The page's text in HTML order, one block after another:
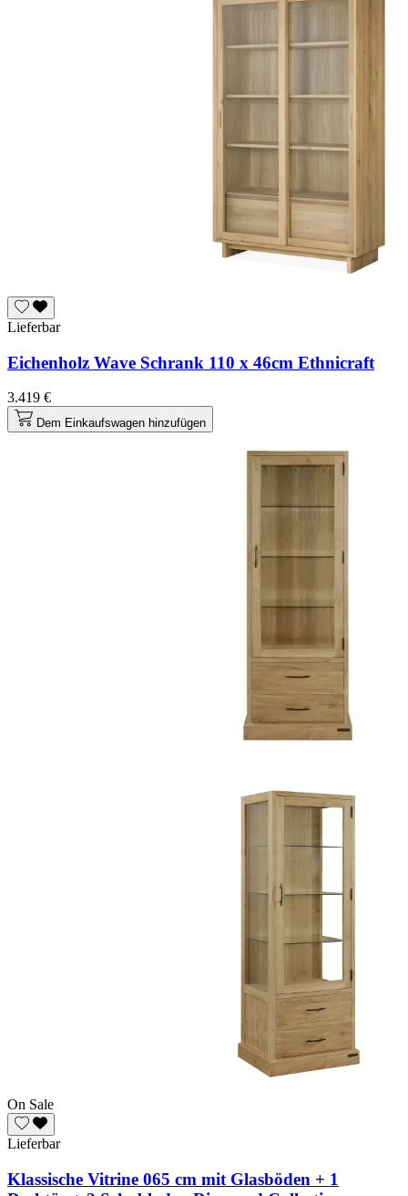
Lieferbar
Eichenholz Wave Schrank 110 x 46cm Ethnicraft
3.419 €
Dem Einkaufswagen hinzufügen
On Sale
Lieferbar
Klassische Vitrine 065 cm mit Glasböden + 1